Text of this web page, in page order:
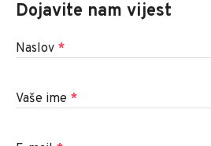
Dojavite nam vijest
Naslov *
Vaše ime *